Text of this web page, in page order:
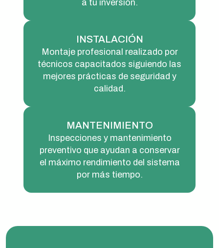
a tu inversión.
INSTALACIÓN
Montaje profesional realizado por
técnicos capacitados siguiendo las
mejores prácticas de seguridad y
calidad.
MANTENIMIENTO
Inspecciones y mantenimiento
preventivo que ayudan a conservar
el máximo rendimiento del sistema
por más tiempo.